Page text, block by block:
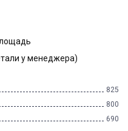
у менеджера)
825
800
690